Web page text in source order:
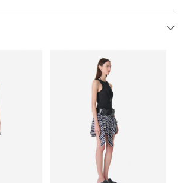
с острыми углами
обеспечивает свободу движения
молнию сбоку
88% вискоза, 12% нейлон
размер на модели — 36 (FR).